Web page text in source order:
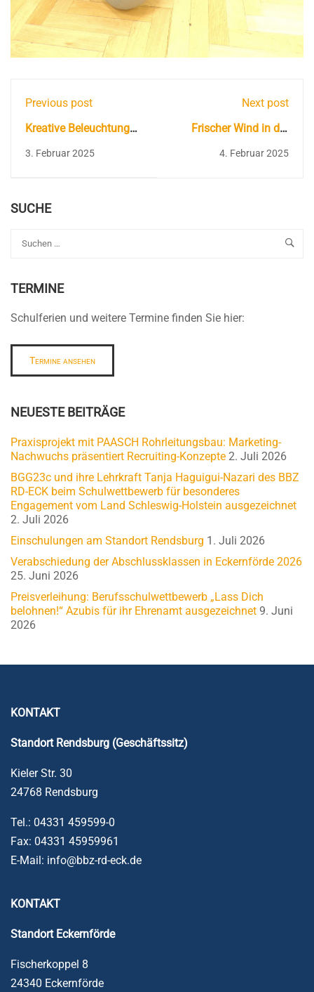
Previous post
Kreative Beleuchtung
im BBZ
3. Februar 2025
Next post
Frischer Wind in der
BBZ-Kombüse in
4. Februar 2025
SUCHE
TERMINE
Schulferien und weitere Termine finden Sie hier:
Termine ansehen
NEUESTE BEITRÄGE
Praxisprojekt mit PAASCH Rohrleitungsbau: Marketing-
Nachwuchs präsentiert Recruiting-Konzepte 2. Juli 2026
BGG23c und ihre Lehrkraft Tanja Haguigui-Nazari des BBZ
RD-ECK beim Schulwettbewerb für besonderes
Engagement vom Land Schleswig-Holstein ausgezeichnet
2. Juli 2026
Einschulungen am Standort Rendsburg 1. Juli 2026
Verabschiedung der Abschlussklassen in Eckernförde 2026
25. Juni 2026
Preisverleihung: Berufsschulwettbewerb „Lass Dich
belohnen!“ Azubis für ihr Ehrenamt ausgezeichnet 9. Juni
2026
KONTAKT
Standort Rendsburg (Geschäftssitz)
Kieler Str. 30
24768 Rendsburg
Tel.: 04331 459599-0
Fax: 04331 45959961
E-Mail: info@bbz-rd-eck.de
KONTAKT
StandortEckernförde
Fischerkoppel 8
24340 Eckernförde